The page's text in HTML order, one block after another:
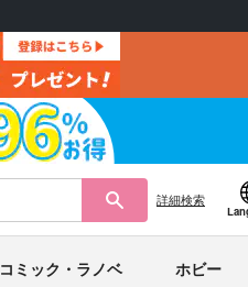
詳細検索
コミック・ラノベ ホビー